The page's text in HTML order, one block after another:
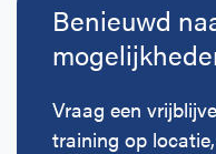
Benieuwd
Vraag een
training op